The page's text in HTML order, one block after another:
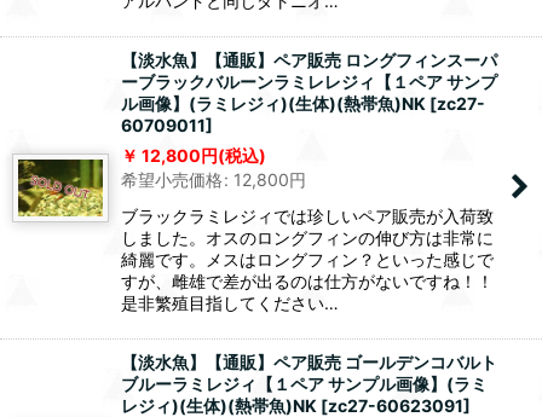
【淡水魚】【通販】ペア販売 ロングフィンスーパ
ーブラックバルーンラミレレジィ【１ペア サンプ
ル画像】(ラミレジィ)(生体)(熱帯魚)NK [zc27-
60709011]
12,800円(税込)
希望小売価格: 12,800円
ブラックラミレジィでは珍しいペア販売が入荷致
しました。オスのロングフィンの伸び方は非常に
綺麗です。メスはロングフィン？といった感じで
すが、雌雄で差が出るのは仕方がないですね！！
是非繁殖目指してください…
【淡水魚】【通販】ペア販売 ゴールデンコバルト
ブルーラミレジィ【１ペア サンプル画像】(ラミ
レジィ)(生体)(熱帯魚)NK [zc27-60623091]